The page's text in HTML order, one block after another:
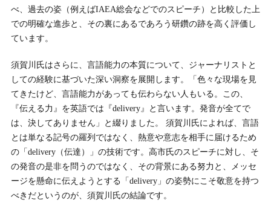
べ、過去の姿（例えばIAEA総会などでのスピーチ）と比較した上
での明確な進歩と、その裏にあるであろう研鑽の跡を高く評価し
ています。
須賀川氏はさらに、言語能力の本質について、ジャーナリストと
しての経験に基づいた深い洞察を展開します。「色々な現場を見
てきたけど、言語能力があっても伝わらない人もいる。この、
『伝える力』を英語では『delivery』と言います。発音が全てで
は、決してありません」と綴りました。 須賀川氏によれば、言語
とは単なる記号の羅列ではなく、熱意や意志を相手に届けるため
の「delivery（伝達）」の技術です。高市氏のスピーチに対し、そ
の発音の是非を問うのではなく、その背景にある努力と、メッセ
ージを懸命に伝えようとする「delivery」の姿勢にこそ敬意を持つ
べきだというのが、須賀川氏の結論です。